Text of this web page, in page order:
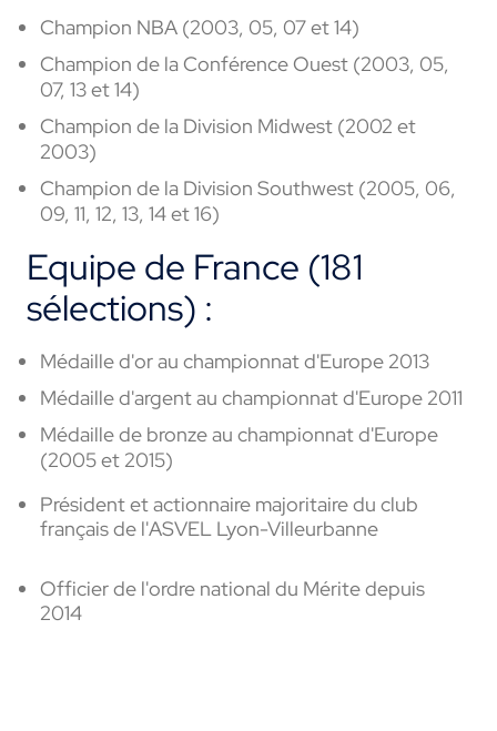
Champion NBA (2003, 05, 07 et 14)
Champion de la Conférence Ouest (2003, 05,
07, 13 et 14)
Champion de la Division Midwest (2002 et
2003)
Champion de la Division Southwest (2005, 06,
09, 11, 12, 13, 14 et 16)
Equipe de France (181
sélections) :
Médaille d'or au championnat d'Europe 2013
Médaille d'argent au championnat d'Europe 2011
Médaille de bronze au championnat d'Europe
(2005 et 2015)
Président et actionnaire majoritaire du club
français de l'ASVEL Lyon-Villeurbanne
Officier de l'ordre national du Mérite depuis
2014